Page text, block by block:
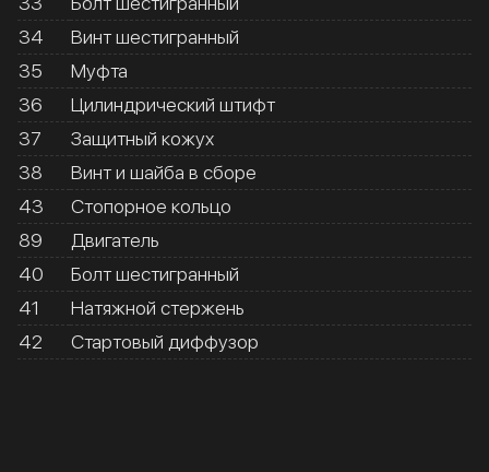
34
Винт шестигранный
35
Муфта
36
Цилиндрический штифт
37
Защитный кожух
38
Винт и шайба в сборе
43
Стопорное кольцо
89
Двигатель
40
Болт шестигранный
41
Натяжной стержень
42
Стартовый диффузор